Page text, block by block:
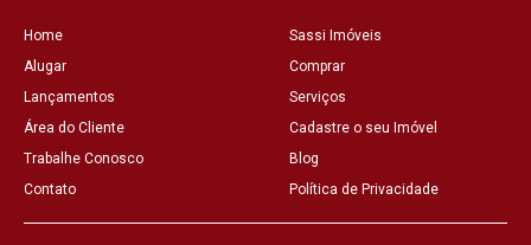
Home
Sassi Imóveis
Alugar
Comprar
Lançamentos
Serviços
Área do Cliente
Cadastre o seu Imóvel
Trabalhe Conosco
Blog
Contato
Política de Privacidade